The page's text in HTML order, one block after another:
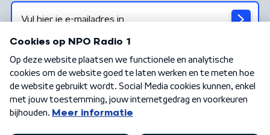
Algemene voorwaarden Privacybeleid